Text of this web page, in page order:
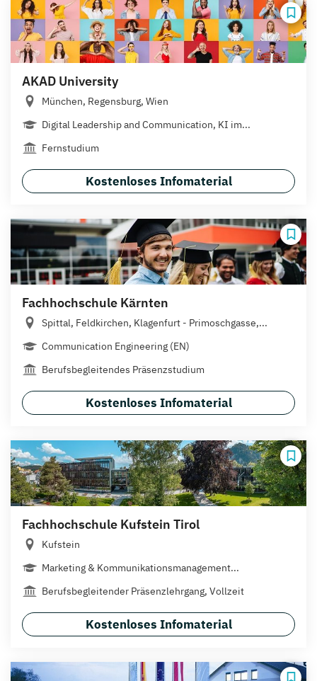
AKAD University
München, Regensburg, Wien
Digital Leadership and Communication, KI im...
Fernstudium
Kostenloses Infomaterial
Fachhochschule Kärnten
Spittal, Feldkirchen, Klagenfurt - Primoschgasse,...
Communication Engineering (EN)
Berufsbegleitendes Präsenzstudium
Kostenloses Infomaterial
Fachhochschule Kufstein Tirol
Kufstein
Marketing & Kommunikationsmanagement...
Berufsbegleitender Präsenzlehrgang, Vollzeit
Kostenloses Infomaterial